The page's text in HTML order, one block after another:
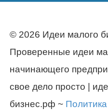
© 2026 Идеи малого
Проверенные идеи
начинающего
свое дело просто |
бизнес.рф ~ Политика